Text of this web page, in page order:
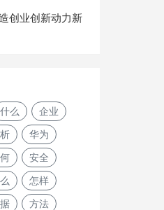
创业创新动力新
什么 企业
华为
安全
怎样
方法